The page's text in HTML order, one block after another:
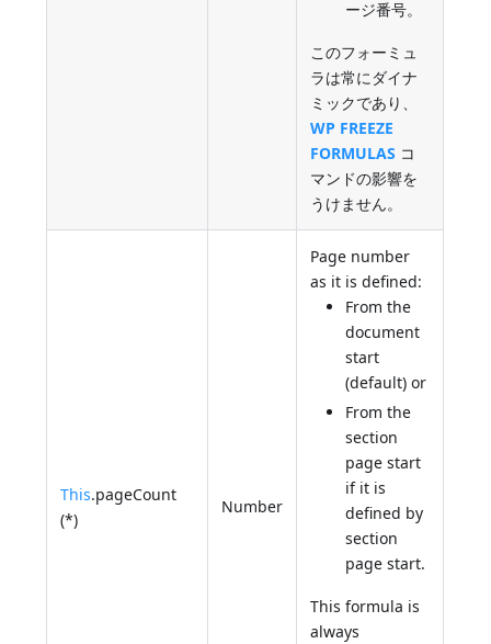
ージ番号。
このフォーミュ
ラは常にダイナ
ミックであり、
WP FREEZE
FORMULAS コ
マンドの影響を
うけません。
This.pageCount
(*)
Number
Page number
as it is defined:
From the
document
start
(default) or
From the
section
page start
if it is
defined by
section
page start.
This formula is
always